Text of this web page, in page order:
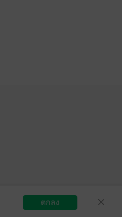
ขายอีบุ๊ก วิธีการใช้งาน
ตกลง